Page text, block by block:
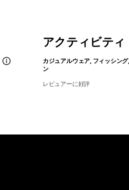
アクティビティ
カジュアルウェア, フィッシン
ン
レビュアーに好評